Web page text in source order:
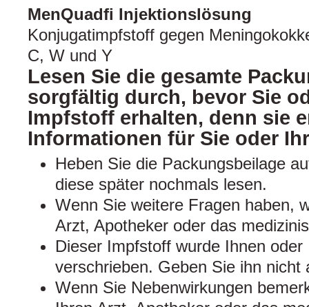
MenQuadfi Injektionslösung
Konjugatimpfstoff gegen
C, W und Y
Lesen Sie die gesamte
sorgfältig durch, bevor Sie
Impfstoff erhalten, denn sie
Informationen für Sie oder
Heben Sie die Packungsbeilage
diese später nochmals lesen.
Wenn Sie weitere Fragen haben,
Arzt, Apotheker oder das
Dieser Impfstoff wurde Ihnen
verschrieben. Geben Sie ihn nicht
Wenn Sie Nebenwirkungen